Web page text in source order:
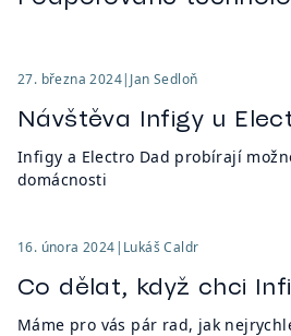
27. března 2024| Jan Sedloň
Návštěva Infigy u
Infigy a Electro Dad probírají
domácnosti
16. února 2024| Lukáš Caldr
Co dělat, když chci
Máme pro vás pár rad, jak